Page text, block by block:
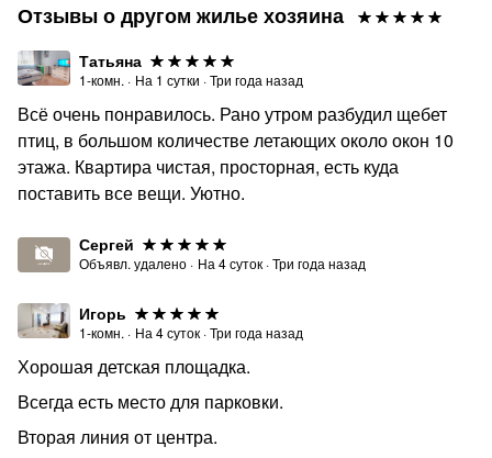
Отзывы о другом жилье хозяина
Татьяна
1-комн. · На 1 сутки ·Три года назад
Всё очень понравилось. Рано утром разбудил щебет
птиц, в большом количестве летающих около окон 10
этажа. Квартира чистая, просторная, есть куда
поставить все вещи. Уютно.
Сергей
Объявл. удалено · На 4суток ·Три года назад
Игорь
1-комн. · На 4суток ·Три года назад
Хорошая детская площадка.
Всегда есть место для парковки.
Вторая линия от центра.